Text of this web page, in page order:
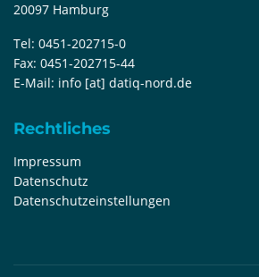
20097 Hamburg
Tel: 0451-202715-0
Fax: 0451-202715-44
E-Mail: info [at] datiq-nord.de
Rechtliches
Impressum
Datenschutz
Datenschutzeinstellungen